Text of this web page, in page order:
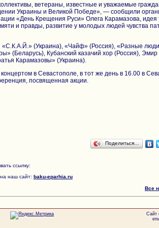
ветераны, известные и уважаемые
Украины и Великой Победе», — сообщили
«День Крещения Руси» Олега Карамазова,
и правды, развитие у молодых людей чувства
«С.К.А.Й.» (Украина), «Чайф» (Россия), «Разные
(Беларусь), Кубанский казачий хор (Россия), Эмир
Карамазовы» (Украина).
в Севастополе, в тот же день в 16.00 в
посвященная акции.
Поделиться…
ссылку:
наш сайт: baku-eparhia.ru
Все
Сайт